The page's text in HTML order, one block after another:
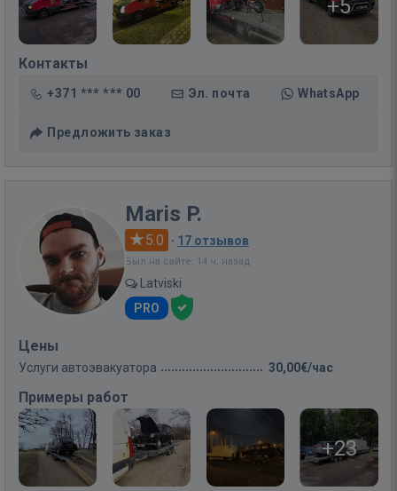
+5
Контакты
+371 *** *** 00 Эл. почта WhatsApp
Предложить заказ
Maris P.
5.0 · 17 отзывов
Был на сайте: 14 ч. назад
Latviski
PRO
Цены
Услуги автоэвакуатора 30,00€/час
Примеры работ
+23